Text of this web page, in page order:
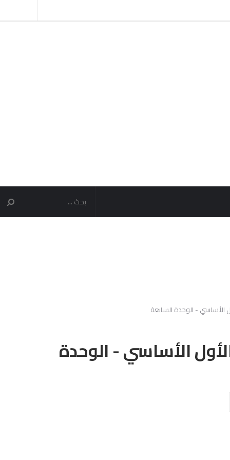
- الوحدة السابعة
الأساسي - الوحدة